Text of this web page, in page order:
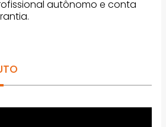
autônomo e conta